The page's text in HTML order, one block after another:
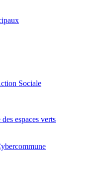
Sociale
espaces verts